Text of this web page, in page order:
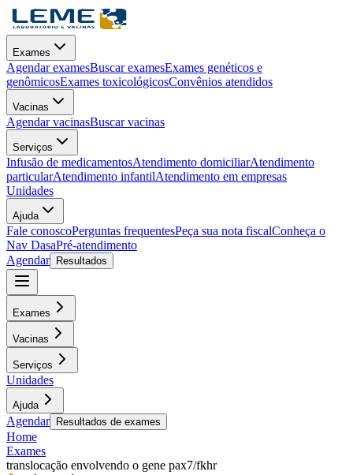
Exames
Agendar examesBuscar examesExames genéticos e
genômicosExames toxicológicosConvênios atendidos
Vacinas
Agendar vacinasBuscar vacinas
Serviços
Infusão de medicamentosAtendimento domiciliarAtendimento
particularAtendimento infantilAtendimento em empresas
Unidades
Ajuda
Fale conoscoPerguntas frequentesPeça sua nota fiscalConheça o
Nav DasaPré-atendimento
Agendar
Resultados
Exames
Vacinas
Serviços
Unidades
Ajuda
Agendar Resultados de exames
Home
Exames
translocação envolvendo o gene pax7/fkhr